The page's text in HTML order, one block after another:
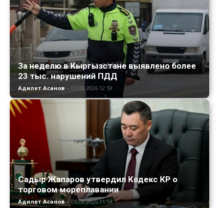
За неделю в Кыргызстане выявлено более
23 тыс. нарушений ПДД
Адилет Асанов - 03.08.2026 12:59
Садыр Жапаров утвердил Кодекс КР о
торговом мореплавании
Адилет Асанов - 06.08.2026 11:54